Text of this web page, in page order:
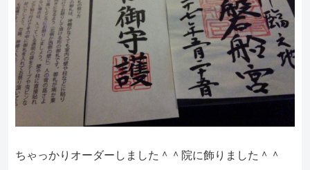
ちゃっかりオーダーしました＾＾院に飾りました＾＾